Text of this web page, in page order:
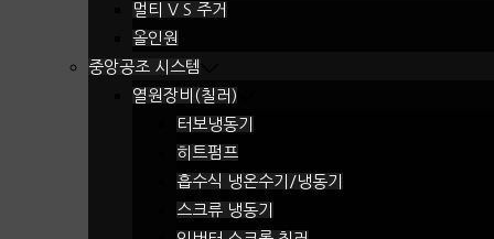
멀티 V S 주거
올인원
중앙공조 시스템
열원장비(칠러)
터보냉동기
히트펌프
흡수식 냉온수기/냉동기
스크류 냉동기